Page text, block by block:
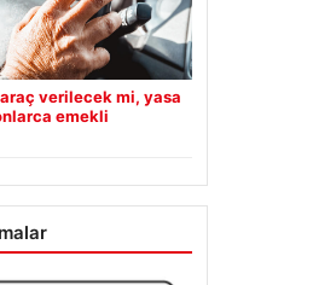
verilecek mi, yasa
emekli